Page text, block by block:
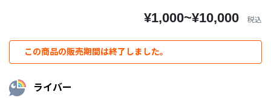
¥1,000~¥10,000 税込
この商品の販売期間は終了しました。
ライバー